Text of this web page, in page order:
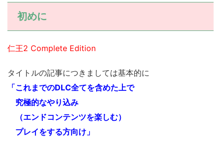
初めに
仁王2 Complete Edition
タイトルの記事につきましては基本的に
「これまでのDLC全てを含めた上で
究極的なやり込み
（エンドコンテンツを楽しむ）
プレイをする方向け」